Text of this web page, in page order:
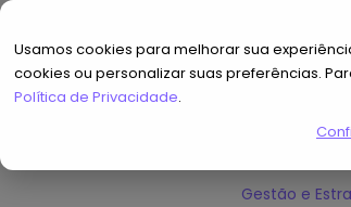
Usamos cookies para melhorar sua
cookies ou personalizar suas preferências.
Política de Privacidade.
Hub
Gestão e